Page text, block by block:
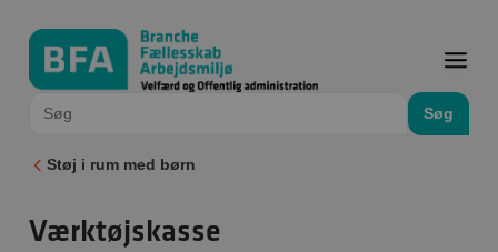
Søg
Støj i rum med børn
Værktøjskasse